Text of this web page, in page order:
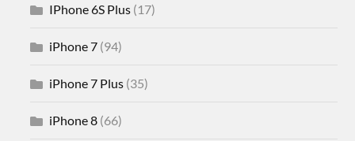
IPhone 6S Plus (17)
iPhone 7 (94)
iPhone 7 Plus (35)
iPhone 8 (66)